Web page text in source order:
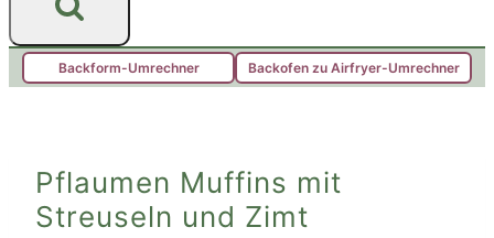
Backform-Umrechner Backofen zu Airfryer-Umrechner
Pflaumen Muffins mit
Streuseln und Zimt